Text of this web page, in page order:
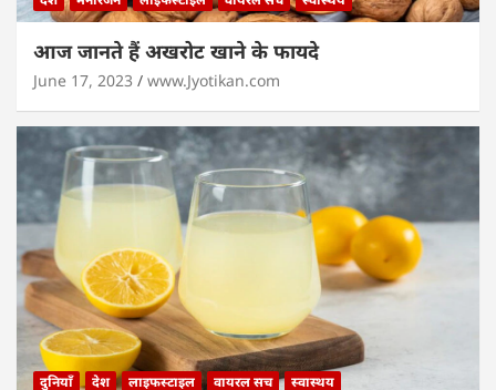
आज जानते हैं अखरोट खाने के फायदे
June 17, 2023 www.Jyotikan.com
दुनियाँ देश लाइफस्टाइल वायरल सच स्वास्थय